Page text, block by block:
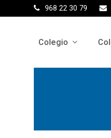
968 22 30 79
Colegio